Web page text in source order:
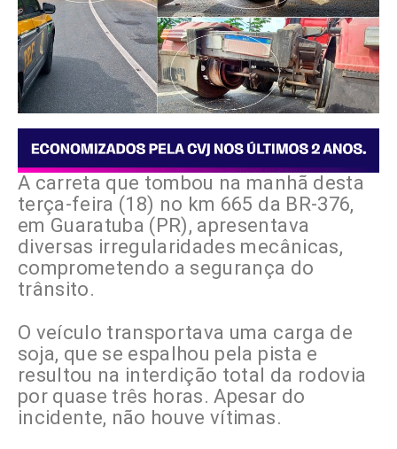
A carreta que tombou na manhã desta
terça-feira (18) no km 665 da BR-376,
em Guaratuba (PR), apresentava
diversas irregularidades mecânicas,
comprometendo a segurança do
trânsito.
O veículo transportava uma carga de
soja, que se espalhou pela pista e
resultou na interdição total da rodovia
por quase três horas. Apesar do
incidente, não houve vítimas.